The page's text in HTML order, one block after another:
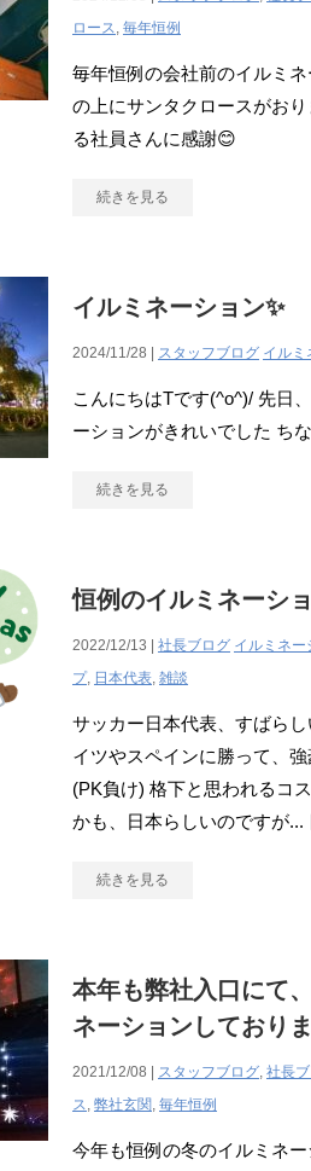
ロース, 毎年恒例
毎年恒例の会社前のイルミ
の上にサンタクロースがお
る社員さんに感謝😊
続きを見る
イルミネーション✨
2024/11/28 | スタッフブログ イルミ
こんにちはTです(^o^)/ 先日
ーションがきれいでした ち
続きを見る
恒例のイルミネーシ
2022/12/13 | 社長ブログ イルミネー
プ, 日本代表, 雑談
サッカー日本代表、すばら
イツやスペインに勝って、
(PK負け) 格下と思われるコ
かも、日本らしいのですが...
続きを見る
本年も弊社入口にて
ネーションしておりま
2021/12/08 | スタッフブログ, 社長
ス, 弊社玄関, 毎年恒例
今年も恒例の冬のイルミネ